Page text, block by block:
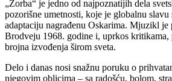
„Zorba“ je jedno od najpoznatijih dela
pozorišne umetnosti, koje je globalnu
adaptaciju nagrađenu Oskarima. Mjuzikl je
Brodveju 1968. godine i, uprkos kritikama,
brojna izvođenja širom sveta.
Delo i danas nosi snažnu poruku o
njegovim oblicima – sa radošću, bolom,